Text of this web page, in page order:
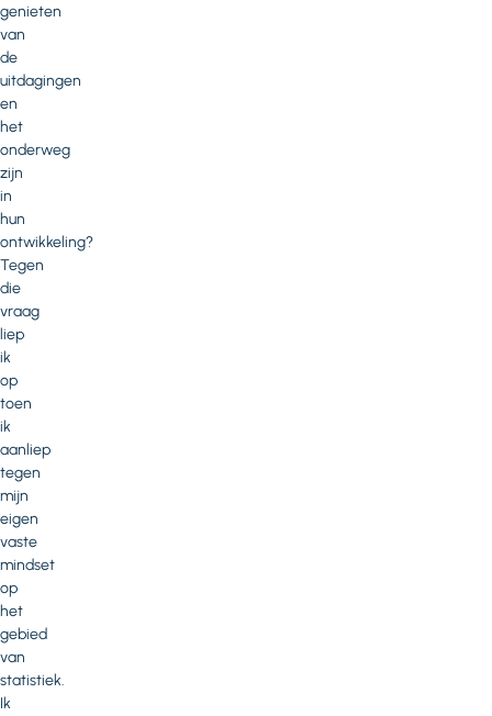
genieten
van
de
uitdagingen
en
het
onderweg
zijn
in
hun
ontwikkeling?
Tegen
die
vraag
liep
ik
op
toen
ik
aanliep
tegen
mijn
eigen
vaste
mindset
op
het
gebied
van
statistiek.
Ik